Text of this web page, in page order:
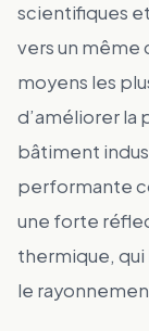
scientifiques
vers un même
moyens les
d’améliorer la
bâtiment
performante
une forte
thermique,
le